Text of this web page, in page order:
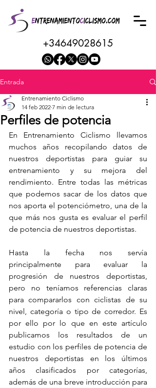
+34649028615
Entrada
Perfiles de potencia
Entrenamiento Ciclismo
14 feb 2022 7 min de lectura
En Entrenamiento Ciclismo llevamos
muchos años recopilando datos de
nuestros deportistas para guiar su
entrenamiento y su mejora del
rendimiento. Entre todas las métricas
que podemos sacar de los datos que
nos aporta el potenciómetro, una de la
que más nos gusta es evaluar el perfil
de potencia de nuestros deportistas.
Hasta la fecha nos servía
principalmente para evaluar la
progresión de nuestros deportistas,
pero no teníamos referencias claras
para compararlos con ciclistas de su
nivel, categoría o tipo de corredor. Es
por ello por lo que en este artículo
publicamos los resultados de un
estudio con los perfiles de potencia de
nuestros deportistas en los últimos
años clasificados por categorías,
además de una breve introducción para